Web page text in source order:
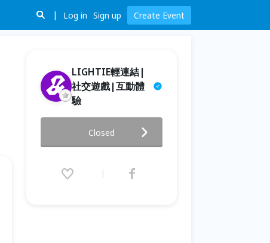
Log in Sign up Create Event
LIGHTIE輕連結|
社交遊戲|互動體
驗
式桌遊－【戀愛綜藝節目類】
2026.05.06 (Wed) 19:30 - 21:30
Closed